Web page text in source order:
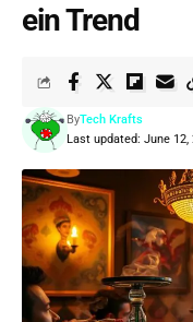
ein Trend
Last updated: June 12,
ByTech Krafts